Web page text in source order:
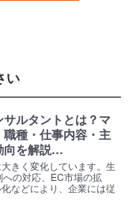
い
ルタントとは？マ
種・仕事内容・主
向を解説…
きく変化しています。生
の対応、EC市場の拡
などにより、企業には従